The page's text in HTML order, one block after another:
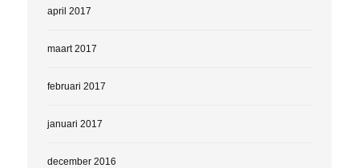
april 2017
maart 2017
februari 2017
januari 2017
december 2016